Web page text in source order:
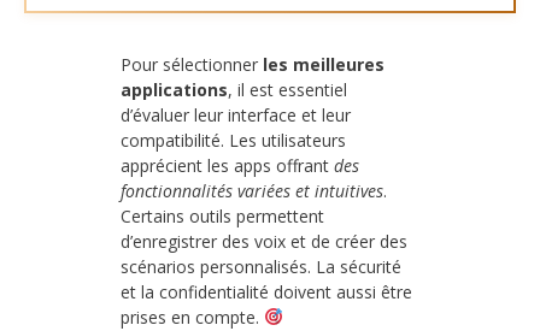
Pour sélectionner les meilleures
applications, il est essentiel
d’évaluer leur interface et leur
compatibilité. Les utilisateurs
apprécient les apps offrant des
fonctionnalités variées et intuitives.
Certains outils permettent
d’enregistrer des voix et de créer des
scénarios personnalisés. La sécurité
et la confidentialité doivent aussi être
prises en compte.